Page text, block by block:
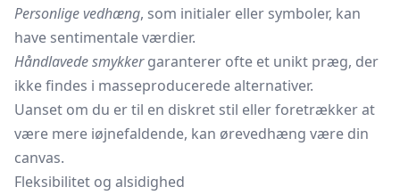
Personlige vedhæng, som initialer eller symboler, kan
have sentimentale værdier.
Håndlavede smykkergaranterer ofte et unikt præg, der
ikke findes i masseproducerede alternativer.
Uanset om du er til en diskret stil eller foretrækker at
være mere iøjnefaldende, kan ørevedhæng være din
canvas.
Fleksibilitet og alsidighed